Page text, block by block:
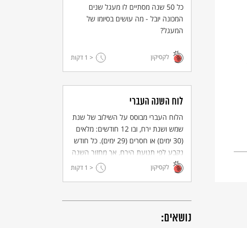
כל 50 שנה מסתיים לו מעגל שנים
המכונה יובל - מה עושים בסיומו של
המעגל?
לקסיקון < 1 דקות
לוח השנה העברי
הלוח העברי מבוסס על השילוב של שנת
שמש ושנת ירח, ובו 12 חודשים: מלאים
(30 ימים) או חסרים (29 ימים). כל חודש
נקבע לפי תנועת הירח, אך מחזור השנה
מבוסס על שנת שמש – על תנועת כדור
הארץ סביב השמש, הקובעת את עונות
לקסיקון < 1 דקות
נושאים: